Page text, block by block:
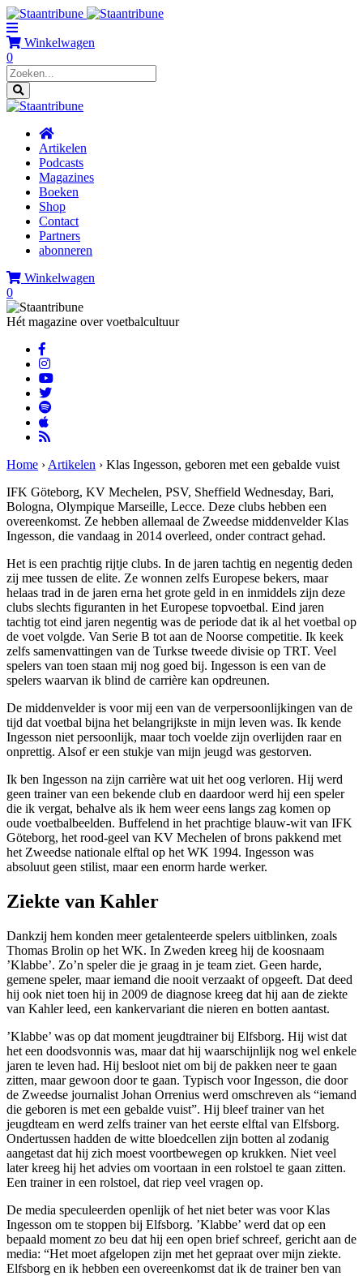
Winkelwagen
0
Artikelen
Podcasts
Magazines
Boeken
Shop
Contact
Partners
abonneren
Winkelwagen
0
Hét magazine over voetbalcultuur
Home › Artikelen › Klas Ingesson, geboren met een gebalde vuist
IFK Göteborg, KV Mechelen, PSV, Sheffield Wednesday, Bari,
Bologna, Olympique Marseille, Lecce. Deze clubs hebben een
overeenkomst. Ze hebben allemaal de Zweedse middenvelder Klas
Ingesson, die vandaag in 2014 overleed, onder contract gehad.
Het is een prachtig rijtje clubs. In de jaren tachtig en negentig deden
zij mee tussen de elite. Ze wonnen zelfs Europese bekers, maar
helaas trad in de jaren erna het grote geld in en inmiddels zijn deze
clubs slechts figuranten in het Europese topvoetbal. Eind jaren
tachtig tot eind jaren negentig was de periode dat ik al het voetbal op
de voet volgde. Van Serie B tot aan de Noorse competitie. Ik keek
zelfs samenvattingen van de Turkse tweede divisie op TRT. Veel
spelers van toen staan mij nog goed bij. Ingesson is een van de
spelers waarvan ik blind de carrière kan opdreunen.
De middenvelder is voor mij een van de verpersoonlijkingen van de
tijd dat voetbal bijna het belangrijkste in mijn leven was. Ik kende
Ingesson niet persoonlijk, maar toch voelde zijn overlijden raar en
onprettig. Alsof er een stukje van mijn jeugd was gestorven.
Ik ben Ingesson na zijn carrière wat uit het oog verloren. Hij werd
geen trainer van een bekende club en daardoor werd hij een speler
die ik vergat, behalve als ik hem weer eens langs zag komen op
oude voetbalbeelden. Buffelend in het prachtige blauw-wit van IFK
Göteborg, het rood-geel van KV Mechelen of brons pakkend met
het Zweedse nationale elftal op het WK 1994. Ingesson was
absoluut geen stilist, maar een enorm harde werker.
Ziekte van Kahler
Dankzij hem konden meer getalenteerde spelers uitblinken, zoals
Thomas Brolin op het WK. In Zweden kreeg hij de koosnaam
’Klabbe’. Zo’n speler die je graag in je team ziet. Geen harde,
gemene speler, maar iemand die nooit verzaakt of opgeeft. Dat deed
hij ook niet toen hij in 2009 de diagnose kreeg dat hij aan de ziekte
van Kahler leed, een kankervariant die nieren en botten aantast.
’Klabbe’ was op dat moment jeugdtrainer bij Elfsborg. Hij wist dat
het een doodsvonnis was, maar dat hij waarschijnlijk nog wel enkele
jaren te leven had. Hij besloot niet om bij de pakken neer te gaan
zitten, maar gewoon door te gaan. Typisch voor Ingesson, die door
de Zweedse journalist Johan Orrenius werd omschreven als “iemand
die geboren is met een gebalde vuist”. Hij bleef trainer van het
jeugdteam en werd zelfs trainer van het eerste elftal van Elfsborg.
Ondertussen hadden de witte bloedcellen zijn botten al zodanig
aangetast dat hij zich moest voortbewegen op krukken. Niet veel
later kreeg hij het advies om voortaan in een rolstoel te gaan zitten.
Een trainer in een rolstoel, dat riep veel vragen op.
De media speculeerden openlijk of het niet beter was voor Klas
Ingesson om te stoppen bij Elfsborg. ’Klabbe’ werd dat op een
bepaald moment zo beu dat hij een open brief schreef, gericht aan de
media: “Het moet afgelopen zijn met het gepraat over mijn ziekte.
Elfsborg en ik hebben een overeenkomst dat ik de trainer ben van